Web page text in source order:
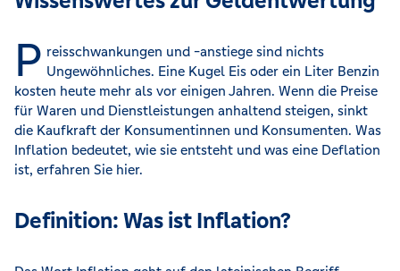
P reisschwankungen und -anstiege sind nichts
Ungewöhnliches. Eine Kugel Eis oder ein Liter Benzin
kosten heute mehr als vor einigen Jahren. Wenn die Preise
für Waren und Dienstleistungen anhaltend steigen, sinkt
die Kaufkraft der Konsumentinnen und Konsumenten. Was
Inflation bedeutet, wie sie entsteht und was eine Deflation
ist, erfahren Sie hier.
Definition: Was ist Inflation?